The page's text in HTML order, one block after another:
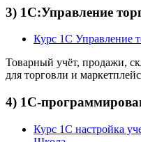
3) 1С:Управление
Курс 1С
Товарный учёт, продажи,
для торговли и
4) 1С-
Курс 1С настройка